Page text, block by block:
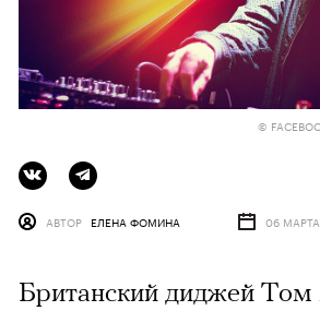
©
АВТОР ЕЛЕНА ФОМИНА 06
Британский диджей